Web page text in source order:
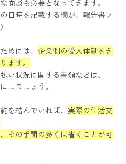
面談も必要となってきます。
日時を記載する欄が、報告書フ
めには、 企業側の受入体制をき
ます。
い状況に関する書類などは、
しましょう。
を結んでいれば、 実際の生活支
その手間の多くは省くことが可